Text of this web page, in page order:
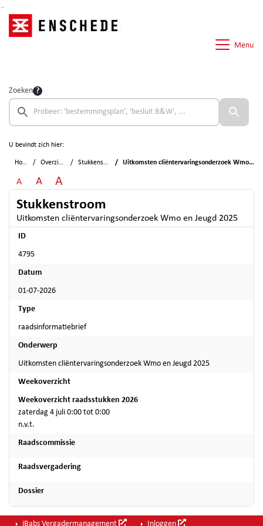
Menu
Zoeken
U bevindt zich hier:
Home Overzichten Stukkenstroom Uitkomsten cliëntervaringsonderzoek Wmo en Jeugd 2025
A A A
Stukkenstroom
Uitkomsten cliëntervaringsonderzoek Wmo en Jeugd 2025
ID
4795
Datum
01-07-2026
Type
raadsinformatiebrief
Onderwerp
Uitkomsten cliëntervaringsonderzoek Wmo en Jeugd 2025
Weekoverzicht
Weekoverzicht raadsstukken 2026
zaterdag 4 juli 0:00 tot 0:00
n.v.t.
Raadscommissie
Raadsvergadering
Dossier
iBabs Vergadermanagement Inloggen